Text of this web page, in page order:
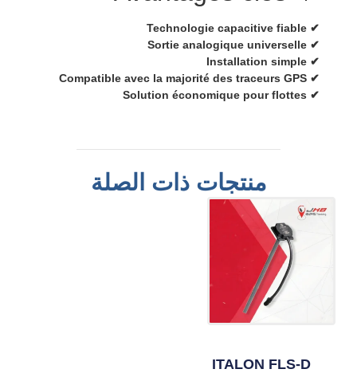
✔ Technologie capacitive fiable
✔ Sortie analogique universelle
✔ Installation simple
✔ Compatible avec la majorité des traceurs GPS
✔ Solution économique pour flottes
منتجات ذات الصلة
ITALON FLS-D